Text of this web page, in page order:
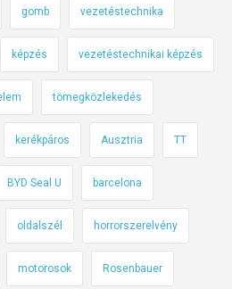
gomb vezetéstechnika
képzés vezetéstechnikai képzés
tömegközlekedés
kerékpáros Ausztria TT
BYD Seal U barcelona
oldalszél horrorszerelvény
motorosok Rosenbauer